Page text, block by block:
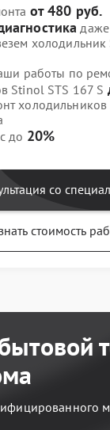
от 480 руб.
работы по
Stinol STS 167 S
до 20%
со
стоимость